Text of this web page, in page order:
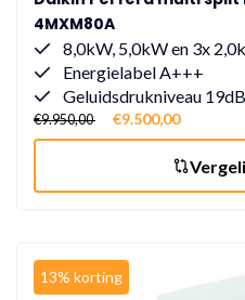
4MXM80A
8,0kW, 5,0kW en 3x
Energielabel A+++
Geluidsdrukniveau
€9.950,00 €9.500,00
13% korting